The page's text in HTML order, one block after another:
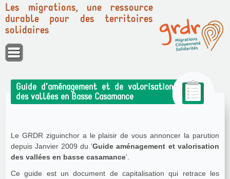
Panneau de gestion des cookies
Les migrations, une ressource
durable pour des territoires
solidaires
Guide d’aménagement et de valorisation
des vallées en Basse Casamance
Le GRDR ziguinchor a le plaisir de vous annoncer la parution
depuis Janvier 2009 du ’Guide aménagement et valorisation
des vallées en basse casamance’.
Ce guide est un document de capitalisation qui retrace les